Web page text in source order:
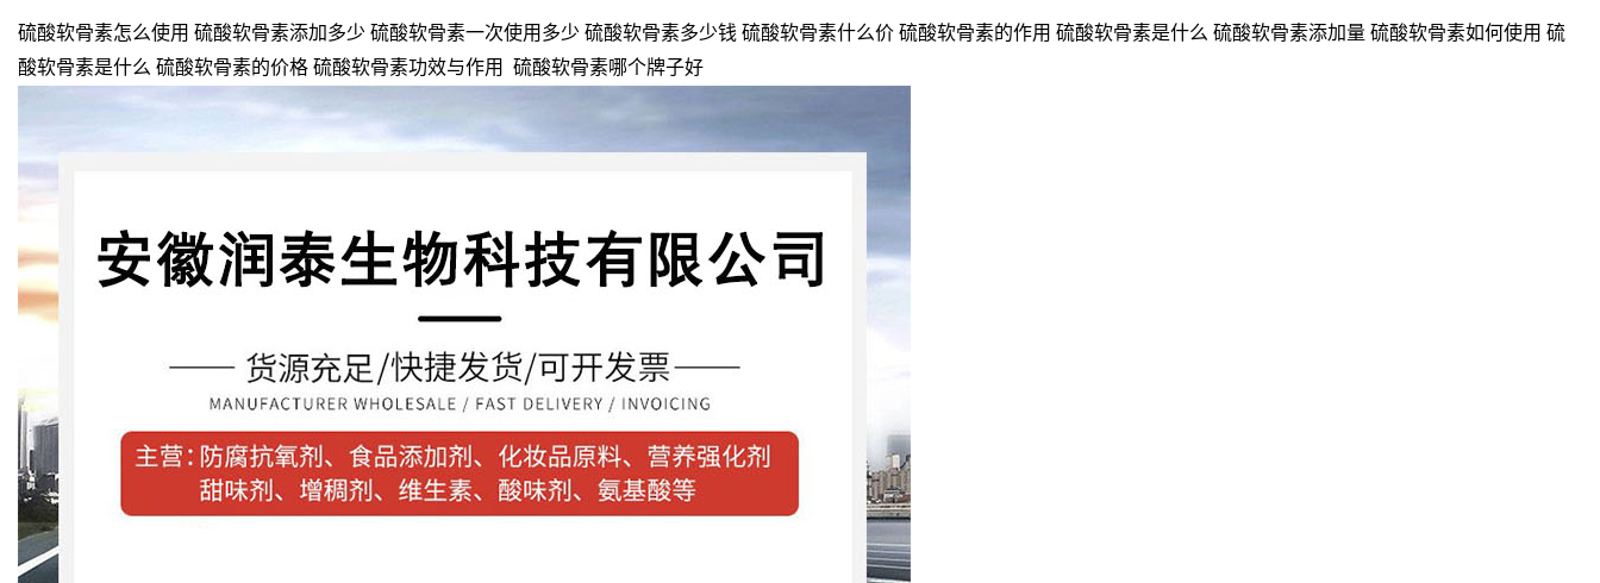
硫酸软骨素怎么使用 硫酸软骨素添加多少 硫酸软骨素一次使用多少 硫酸软骨素多少钱 硫酸软骨素什么价 硫酸软骨素的作用 硫酸软骨素是什么 硫酸软骨素添加量 硫酸软骨素如何使用 硫
酸软骨素是什么 硫酸软骨素的价格 硫酸软骨素功效与作用 硫酸软骨素哪个牌子好